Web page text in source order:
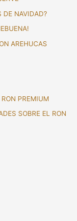
DE NAVIDAD?
AREHUCAS
PREMIUM
SOBRE EL RON